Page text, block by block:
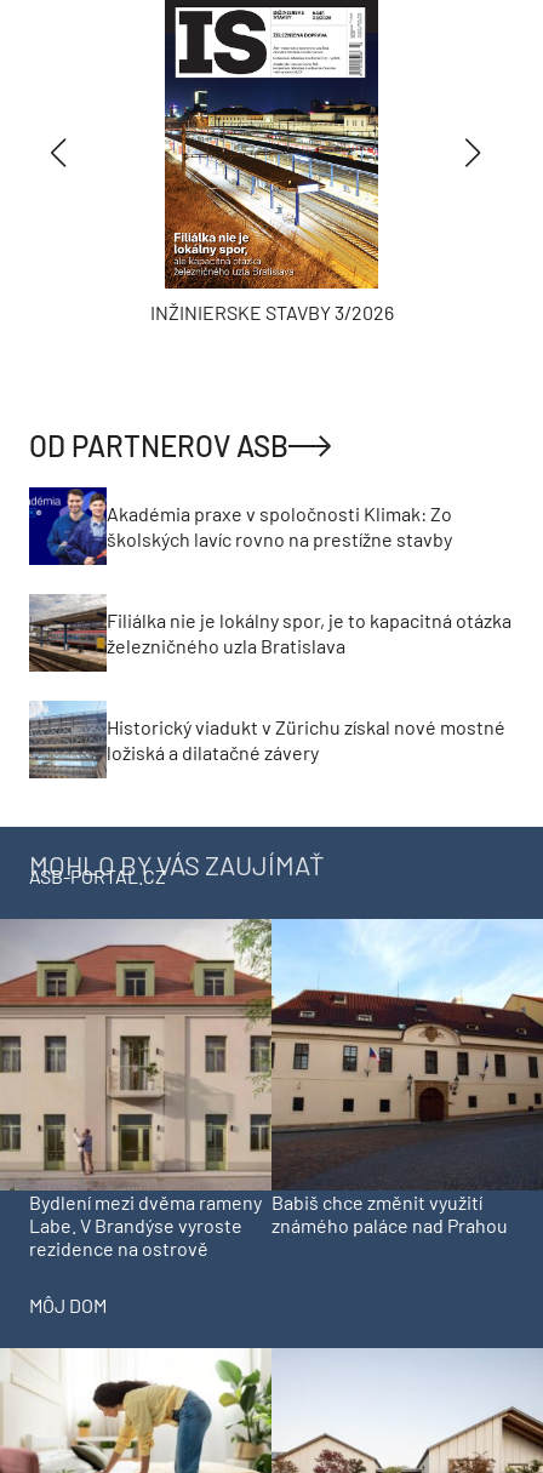
INŽINIERSKE STAVBY 3/2026
OD PARTNEROV ASB
Akadémia praxe v spoločnosti Klimak: Zo
školských lavíc rovno na prestížne stavby
Filiálka nie je lokálny spor, je to kapacitná otázka
železničného uzla Bratislava
Historický viadukt v Zürichu získal nové mostné
ložiská a dilatačné závery
MOHLO BY VÁS ZAUJÍMAŤ
ASB-PORTAL.CZ
Bydlení mezi dvěma rameny
Labe. V Brandýse vyroste
rezidence na ostrově
Babiš chce změnit využití
známého paláce nad Prahou
MÔJ DOM